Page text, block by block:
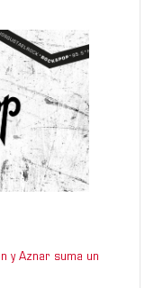
y Aznar suma un